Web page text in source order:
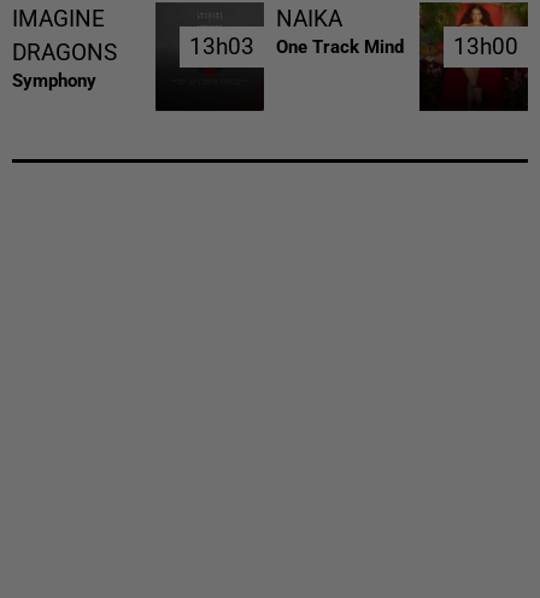
IMAGINE
DRAGONS
Symphony
13h03
13h03
NAIKA
One Track Mind 13h00
13h00